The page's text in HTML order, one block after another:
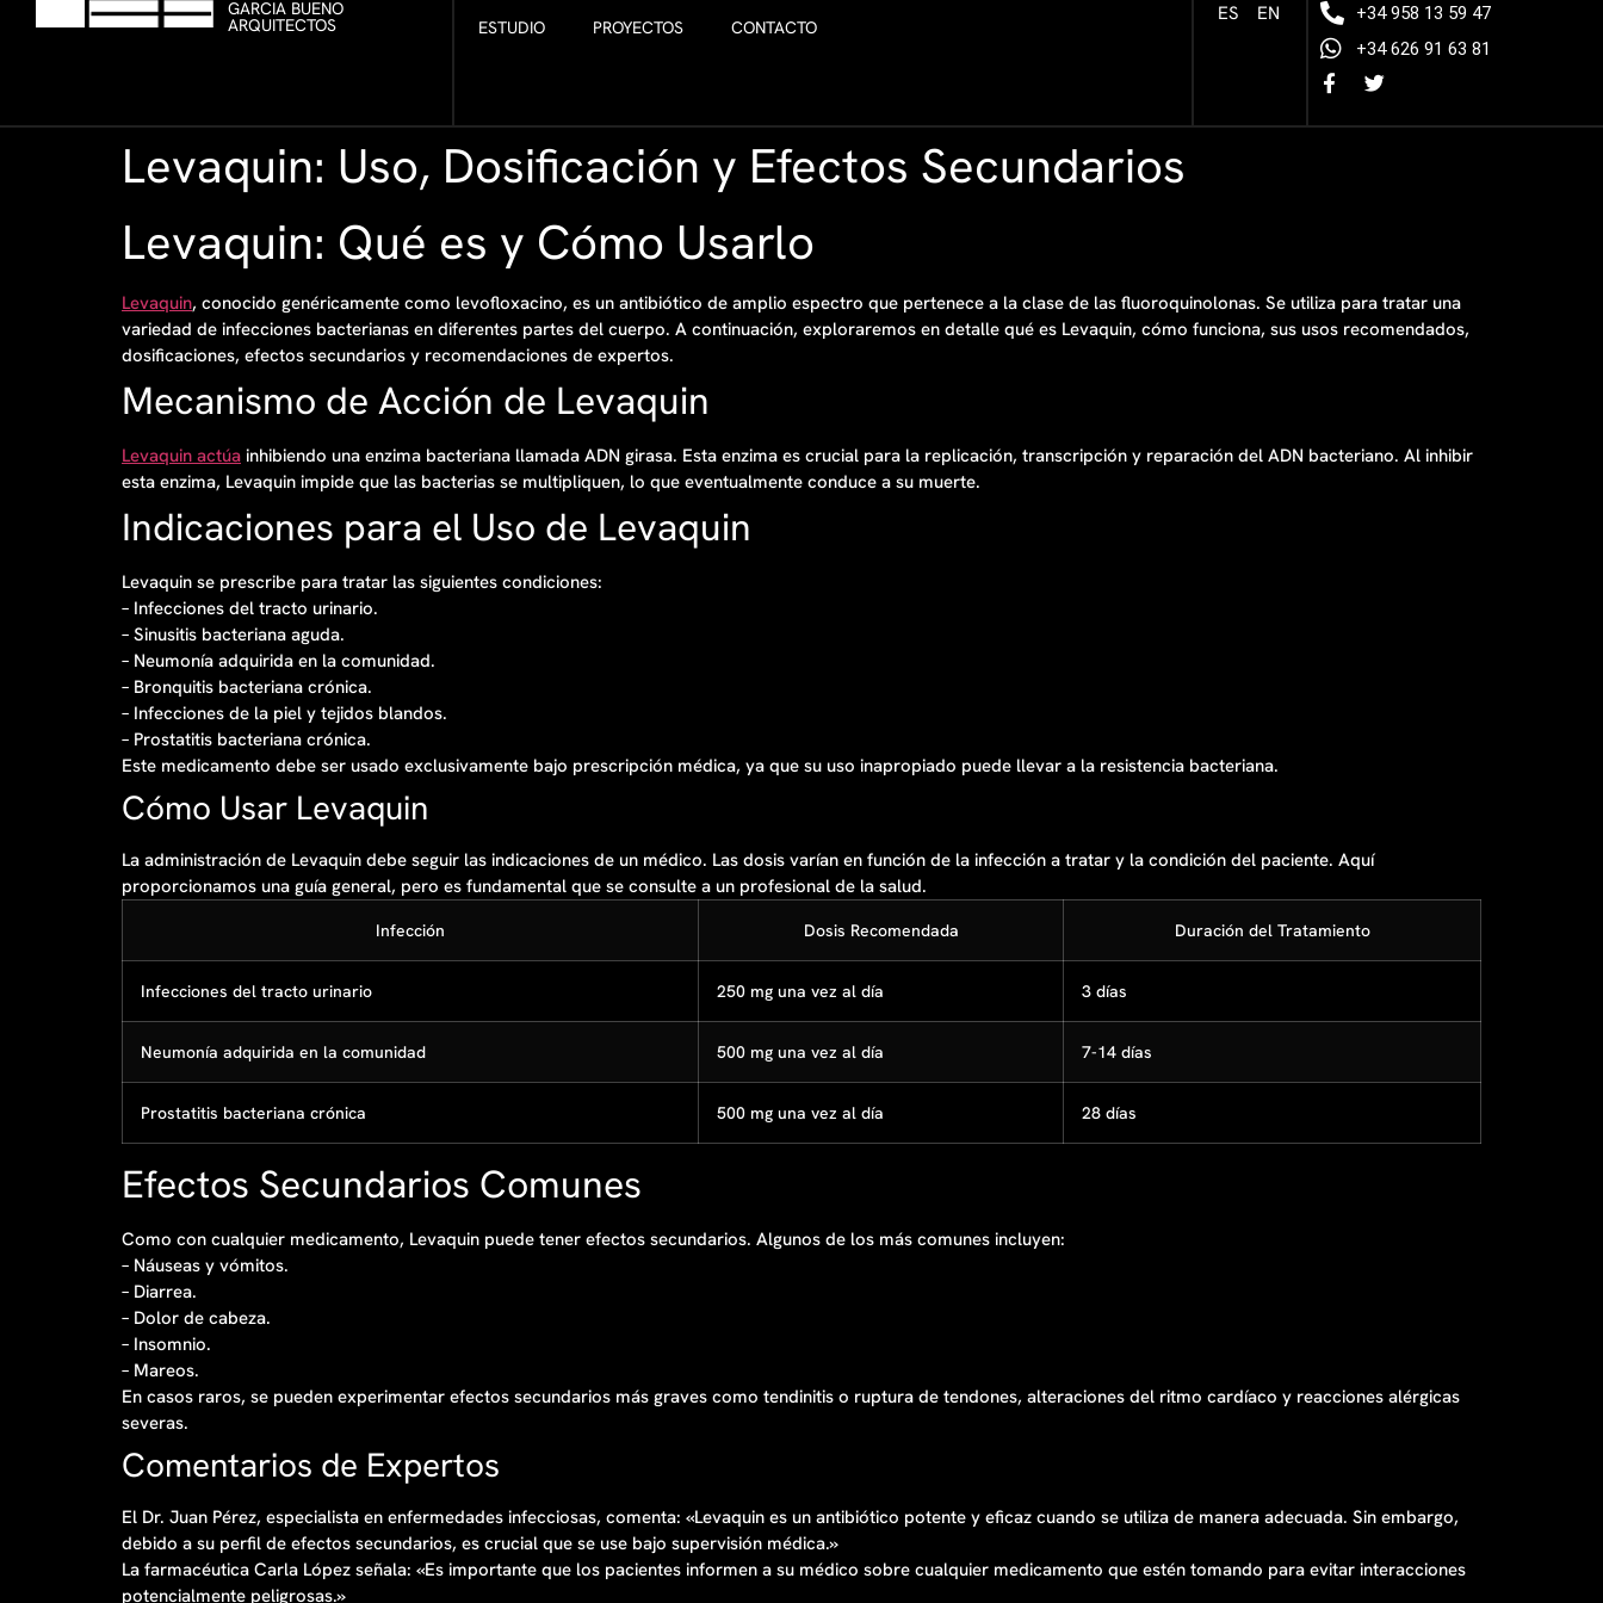
GARCIA BUENO
ARQUITECTOS ESTUDIO PROYECTOS CONTACTO
ES EN
+34 958 13 59 47
+34 626 91 63 81
Levaquin: Uso, Dosificación y Efectos Secundarios
Levaquin: Qué es y Cómo Usarlo
Levaquin, conocido genéricamente como levofloxacino, es un antibiótico de amplio espectro que pertenece a la clase de las fluoroquinolonas. Se utiliza para tratar una
variedad de infecciones bacterianas en diferentes partes del cuerpo. A continuación, exploraremos en detalle qué es Levaquin, cómo funciona, sus usos recomendados,
dosificaciones, efectos secundarios y recomendaciones de expertos.
Mecanismo de Acción de Levaquin
Levaquin actúa inhibiendo una enzima bacteriana llamada ADN girasa. Esta enzima es crucial para la replicación, transcripción y reparación del ADN bacteriano. Al inhibir
esta enzima, Levaquin impide que las bacterias se multipliquen, lo que eventualmente conduce a su muerte.
Indicaciones para el Uso de Levaquin
Levaquin se prescribe para tratar las siguientes condiciones:
– Infecciones del tracto urinario.
– Sinusitis bacteriana aguda.
– Neumonía adquirida en la comunidad.
– Bronquitis bacteriana crónica.
– Infecciones de la piel y tejidos blandos.
– Prostatitis bacteriana crónica.
Este medicamento debe ser usado exclusivamente bajo prescripción médica, ya que su uso inapropiado puede llevar a la resistencia bacteriana.
Cómo Usar Levaquin
La administración de Levaquin debe seguir las indicaciones de un médico. Las dosis varían en función de la infección a tratar y la condición del paciente. Aquí
proporcionamos una guía general, pero es fundamental que se consulte a un profesional de la salud.
Infección Dosis Recomendada Duración del Tratamiento
Infecciones del tracto urinario 250 mg una vez al día 3 días
Neumonía adquirida en la comunidad 500 mg una vez al día 7-14 días
Prostatitis bacteriana crónica 500 mg una vez al día 28 días
Efectos Secundarios Comunes
Como con cualquier medicamento, Levaquin puede tener efectos secundarios. Algunos de los más comunes incluyen:
– Náuseas y vómitos.
– Diarrea.
– Dolor de cabeza.
– Insomnio.
– Mareos.
En casos raros, se pueden experimentar efectos secundarios más graves como tendinitis o ruptura de tendones, alteraciones del ritmo cardíaco y reacciones alérgicas
severas.
Comentarios de Expertos
El Dr. Juan Pérez, especialista en enfermedades infecciosas, comenta: «Levaquin es un antibiótico potente y eficaz cuando se utiliza de manera adecuada. Sin embargo,
debido a su perfil de efectos secundarios, es crucial que se use bajo supervisión médica.»
La farmacéutica Carla López señala: «Es importante que los pacientes informen a su médico sobre cualquier medicamento que estén tomando para evitar interacciones
potencialmente peligrosas.»